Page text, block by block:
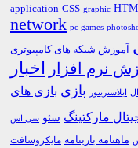
application CSS graphic
network pc games
آموزش شبکه های کامپیوتری
نرم افزار اخبار
ایلاستریتور بازی بازی های
مارکتینگ سئو سی اس
ماهنامه بازینامه مایکروسافت